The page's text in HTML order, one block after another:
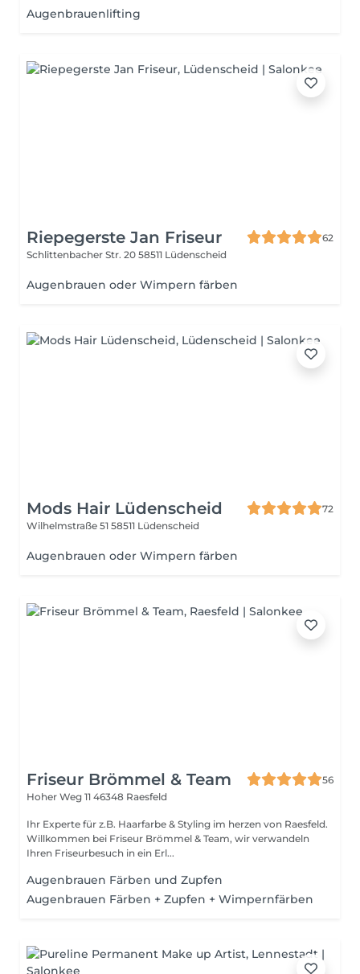
Augenbrauenlifting
Riepegerste Jan Friseur
62
Schlittenbacher Str. 20 58511 Lüdenscheid
Augenbrauen oder Wimpern färben
Mods Hair Lüdenscheid
72
Wilhelmstraße 51 58511 Lüdenscheid
Augenbrauen oder Wimpern färben
Friseur Brömmel & Team
56
Hoher Weg 11 46348 Raesfeld
Ihr Experte für z.B. Haarfarbe & Styling im herzen von Raesfeld.
Willkommen bei Friseur Brömmel & Team, wir verwandeln
Ihren Friseurbesuch in ein Erl...
Augenbrauen Färben und Zupfen
Augenbrauen Färben + Zupfen + Wimpernfärben